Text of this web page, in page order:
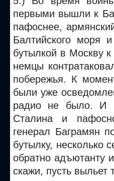
первыми вышли к
пафоснее,
Балтийского моря
бутылкой в Москву
немцы
побережья. К
были уже
радио не было. И
Сталина и
генерал Баграмян
бутылку, несколько
обратно адъютанту
скажи, пусть выльет